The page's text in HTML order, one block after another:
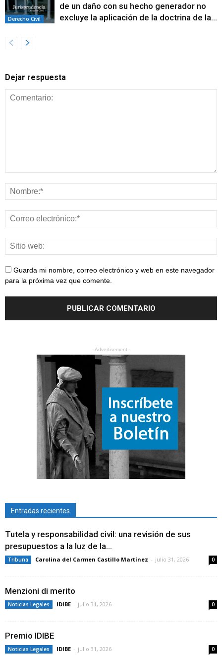
Derecho Civil
de un daño con su hecho generador no
excluye la aplicación de la doctrina de la...
Dejar respuesta
Guarda mi nombre, correo electrónico y web en este navegador
para la próxima vez que comente.
- Advertisement -
Entradas recientes
Tutela y responsabilidad civil: una revisión de sus
presupuestos a la luz de la...
Tribuna Carolina del Carmen Castillo Martínez - julio 31, 2026 0
Menzioni di merito
Noticias Legales IDIBE - julio 31, 2026 0
Premio IDIBE
Noticias Legales IDIBE - julio 31, 2026 0